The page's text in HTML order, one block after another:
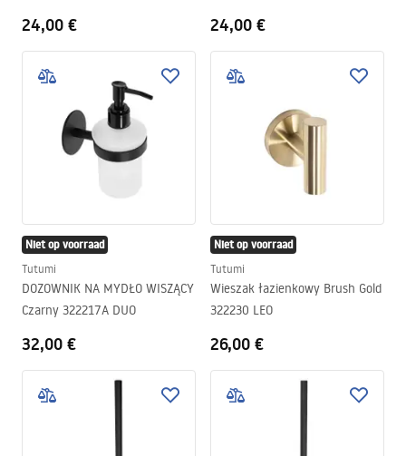
24,00 € 24,00 €
Niet op voorraad
Tutumi
DOZOWNIK NA MYDŁO WISZĄCY
Czarny 322217A DUO
32,00 €
Niet op voorraad
Tutumi
Wieszak łazienkowy Brush Gold
322230 LEO
26,00 €